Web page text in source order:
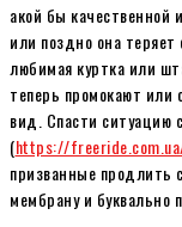
акой бы
или поздно она
любимая куртка или
теперь промокают или
вид. Спасти ситуацию
(https://
призванные продлить
мембрану и буквально